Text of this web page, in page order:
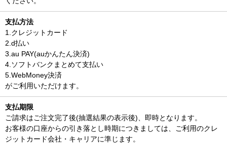
支払方法
1.クレジットカード
2.d払い
3.au PAY(auかんたん決済)
4.ソフトバンクまとめて支払い
5.WebMoney決済
がご利用いただけます。
支払期限
ご請求はご注文完了後(抽選結果の表示後)、即時となります。
お客様の口座からの引き落とし時期につきましては、ご利用のクレ
ジットカード会社・キャリアに準じます。